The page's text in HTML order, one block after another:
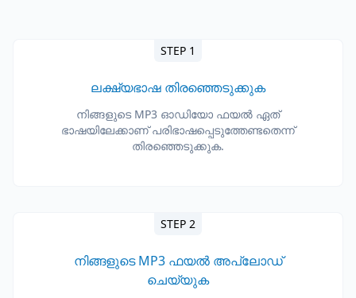
STEP 1
ലക്ഷ്യഭാഷ തിരഞ്ഞെടുക്കുക
നിങ്ങളുടെ MP3 ഓഡിയോ ഫയൽ ഏത്
ഭാഷയിലേക്കാണ് പരിഭാഷപ്പെടുത്തേണ്ടതെന്ന്
തിരഞ്ഞെടുക്കുക.
STEP 2
നിങ്ങളുടെ MP3 ഫയൽ അപ്‌ലോഡ്
ചെയ്യുക